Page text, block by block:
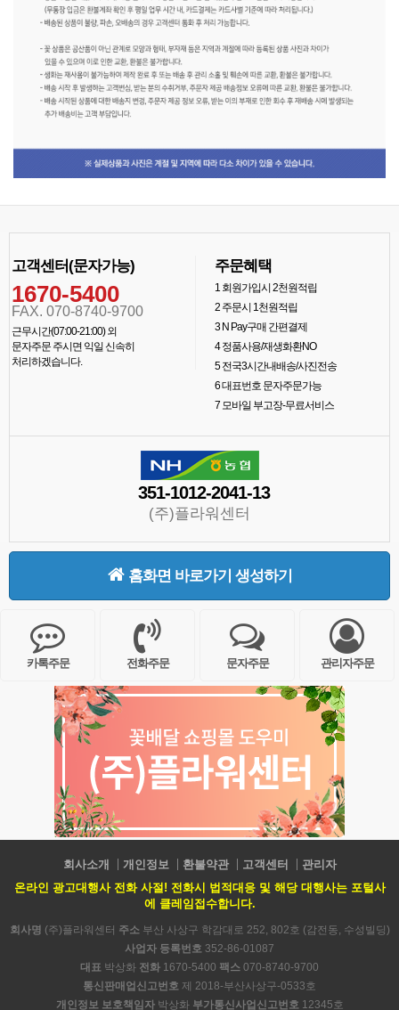
고객센터(문자가능)
1670-5400
FAX. 070-8740-9700
근무시간(07:00-21:00) 외
문자주문 주시면 익일 신속히
처리하겠습니다.
주문혜택
1회원가입시 2천원적립
2주문시 1천원적립
3N Pay구매 간편결제
4정품사용/재생화환NO
5전국3시간내배송/사진전송
6대표번호 문자주문가능
7모바일 부고장-무료서비스
351-1012-2041-13
(주)플라워센터
홈화면 바로가기 생성하기
카톡주문 전화주문 문자주문 관리자주문
회사소개 개인정보 환불약관 고객센터
관리자
온라인 광고대행사 전화 사절! 전화시 법적대응 및 해당 대행사는 포털사
에 클레임접수합니다.
회사명 (주)플라워센터 주소부산 사상구 학감대로 252, 802호 (감전동, 수성빌딩)
사업자 등록번호 352-86-01087
대표 박상화 전화 1670-5400 팩스 070-8740-9700
통신판매업신고번호 제 2018-부산사상구-0533호
개인정보 보호책임자박상화 부가통신사업신고번호12345호